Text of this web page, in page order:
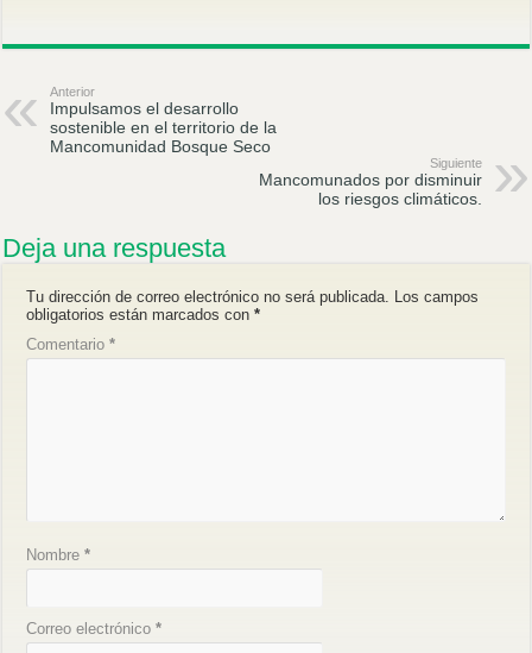
Anterior
Impulsamos el desarrollo
sostenible en el territorio de la
Mancomunidad Bosque Seco
Siguiente
Mancomunados por disminuir
los riesgos climáticos.
Deja una respuesta
Tu dirección de correo electrónico no será publicada. Los campos
obligatorios están marcados con*
Comentario*
Nombre*
Correo electrónico*